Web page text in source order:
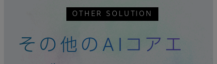
OTHER SOLUTION
その他のAIコアエ